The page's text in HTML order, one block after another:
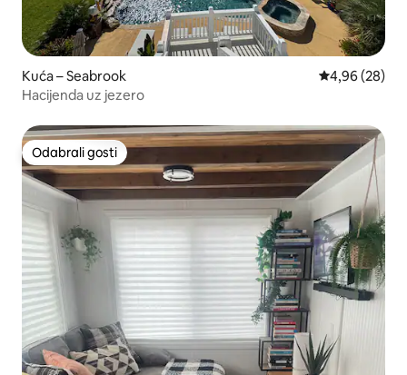
Kuća – Seabrook Prosječna
4,96 (28)
Hacijenda uz jezero
Odabrali gosti
Odabrali gosti